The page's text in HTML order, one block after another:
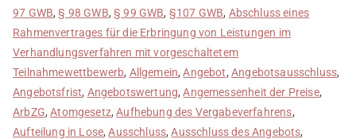
97 GWB,§ 98 GWB,§ 99 GWB, §107 GWB, Abschluss eines
Rahmenvertrages für die Erbringung von Leistungen im
Verhandlungsverfahren mit vorgeschaltetem
Teilnahmewettbewerb, Allgemein,Angebot, Angebotsausschluss,
Angebotsfrist, Angebotswertung,Angemessenheit der Preise,
ArbZG,Atomgesetz,Aufhebung des Vergabeverfahrens,
Aufteilung in Lose,Ausschluss,Ausschluss des Angebots,